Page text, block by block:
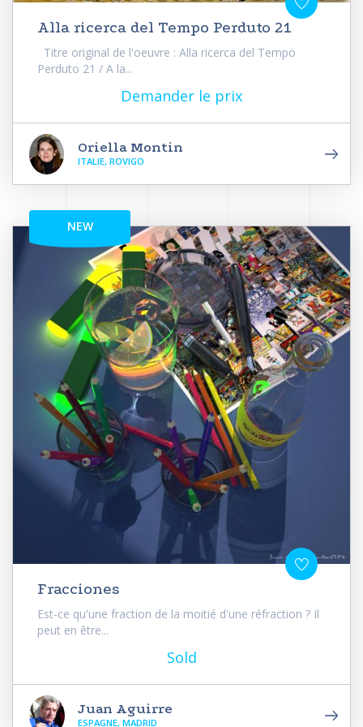
Alla ricerca del Tempo Perduto 21
Titre original de l'oeuvre : Alla ricerca del Tempo
Perduto 21 / A la...
Demander le prix
Oriella Montin
ITALIE, ROVIGO
NEW
Fracciones
Est-ce qu'une fraction de la moitié d'une réfraction ? Il
peut en être...
Sold
Juan Aguirre
ESPAGNE, MADRID